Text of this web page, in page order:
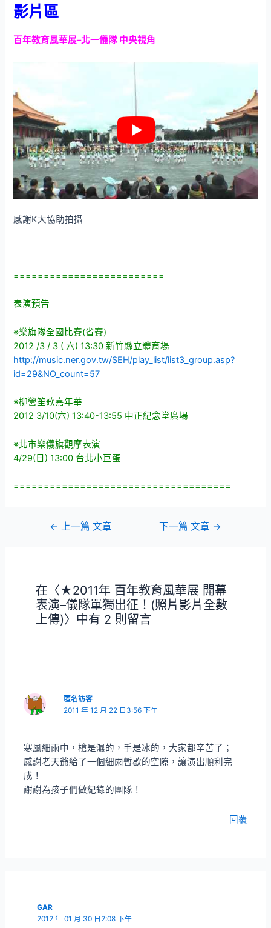
影片區
百年教育風華展–北一儀隊 中央視角
感謝K大協助拍攝
=========================
表演預告
※樂旗隊全國比賽(省賽)
2012 /3 / 3 ( 六) 13:30 新竹縣立體育場
http://music.ner.gov.tw/SEH/play_list/list3_group.asp?
id=29&NO_count=57
※柳營笙歌嘉年華
2012 3/10(六) 13:40-13:55 中正紀念堂廣場
※北市樂儀旗觀摩表演
4/29(日) 13:00 台北小巨蛋
====================================
← 上一篇 文章 下一篇 文章 →
在〈★2011年 百年教育風華展 開幕
表演–儀隊單獨出征！(照片影片全數
上傳)〉中有 2 則留言
匿名訪客
2011 年 12 月 22 日3:56 下午
寒風細雨中，槍是濕的，手是冰的，大家都辛苦了；
感謝老天爺給了一個細雨暫歇的空隙，讓演出順利完
成！
謝謝為孩子們做紀錄的團隊！
回覆
GAR
2012 年 01 月 30 日2:08 下午